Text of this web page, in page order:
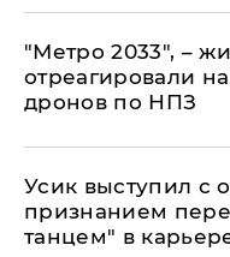
"Метро 2033", –
отреагировали
дронов по НПЗ
Усик выступил с
признанием
танцем" в